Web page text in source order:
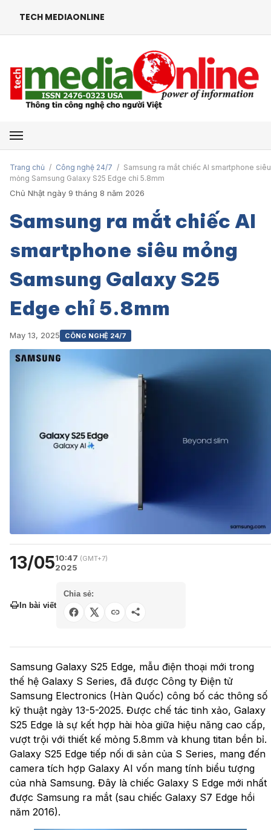
TECH MEDIAONLINE
Mở menu
Trang chủ / Công nghệ 24/7 / Samsung ra mắt chiếc AI smartphone siêu
mỏng Samsung Galaxy S25 Edge chỉ 5.8mm
Chủ Nhật ngày 9 tháng 8 năm 2026
Samsung ra mắt chiếc AI
smartphone siêu mỏng
Samsung Galaxy S25
Edge chỉ 5.8mm
May 13, 2025 CÔNG NGHỆ 24/7
13/0510:47 (GMT+7)
2025
In bài viết
Chia sẻ:
Samsung Galaxy S25 Edge, mẫu điện thoại mới trong
thế hệ Galaxy S Series, đã được Công ty Điện tử
Samsung Electronics (Hàn Quốc) công bố các thông số
kỹ thuật ngày 13-5-2025. Được chế tác tinh xảo, Galaxy
S25 Edge là sự kết hợp hài hòa giữa hiệu năng cao cấp,
vượt trội với thiết kế mỏng 5.8mm và khung titan bền bỉ.
Galaxy S25 Edge tiếp nối di sản của S Series, mang đến
camera tích hợp Galaxy AI vốn mang tính biểu tượng
của nhà Samsung. Đây là chiếc Galaxy S Edge mới nhất
được Samsung ra mắt (sau chiếc Galaxy S7 Edge hồi
năm 2016).